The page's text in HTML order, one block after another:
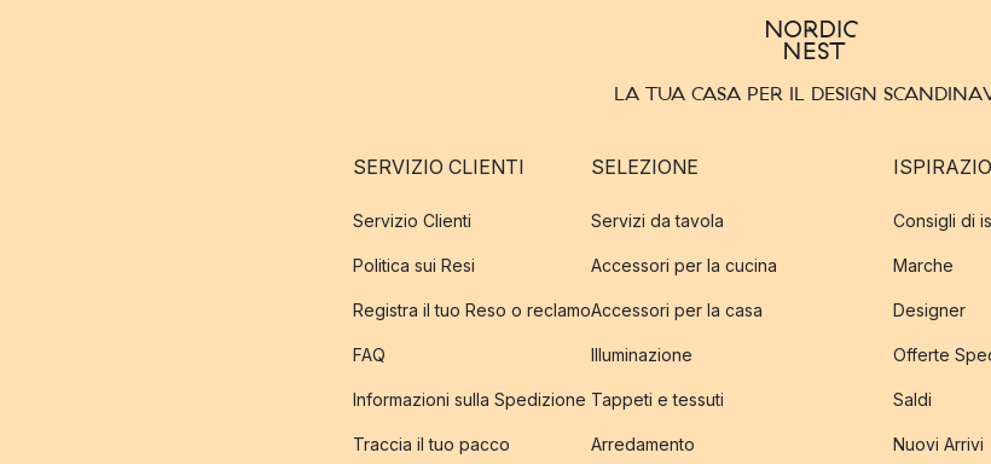
LA TUA CASA PER IL DESIGN
SERVIZIO CLIENTI
Servizio Clienti
Politica sui Resi
Registra il tuo Reso o reclamo
FAQ
Informazioni sulla Spedizione
Traccia il tuo pacco
SELEZIONE
Servizi da tavola
Accessori per la cucina
Accessori per la casa
Illuminazione
Tappeti e tessuti
Arredamento
Consigli di
Marche
Designer
Offerte
Saldi
Nuovi Arrivi